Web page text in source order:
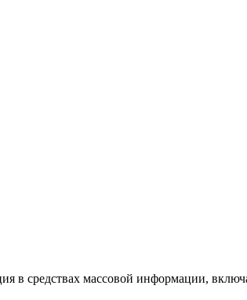
средствах массовой информации,